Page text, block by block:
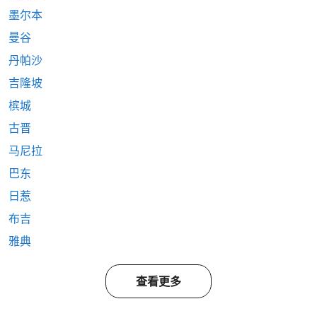
墨尔本
曼谷
丹帕沙
吉隆坡
槟城
古晋
马尼拉
巴东
日惹
布吉
雅典
查看更多